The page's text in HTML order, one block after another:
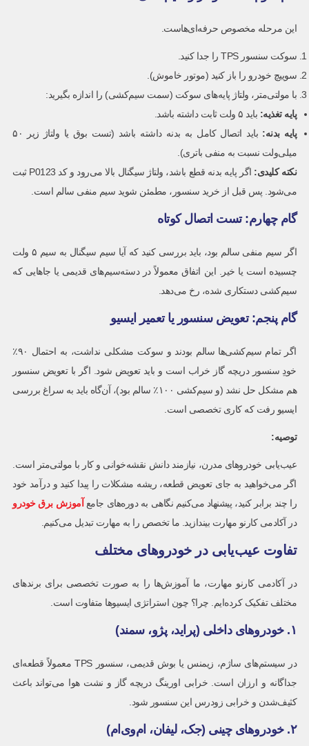
این مرحله مخصوص حرفه‌ای‌هاست.
سوکت سنسور TPS را جدا کنید.
سوییچ خودرو را باز کنید (موتور خاموش).
با مولتی‌متر، ولتاژ پایه‌های سوکت (سمت سیم‌کشی) را اندازه بگیرید:
پایه تغذیه: باید ۵ ولت ثابت داشته باشد.
پایه بدنه:
باید اتصال کامل به بدنه داشته باشد (تست بوق یا ولتاژ زیر ۵۰
میلی‌ولت نسبت به منفی باتری).
نکته کلیدی:
اگر پایه بدنه قطع باشد، ولتاژ سیگنال بالا می‌رود و کد P0123 ثبت
می‌شود. پس قبل از خرید سنسور، مطمئن شوید سیم منفی سالم است.
گام چهارم: تست اتصال کوتاه
اگر سیم منفی سالم بود، باید بررسی کنید که آیا سیم سیگنال به سیم ۵ ولت
چسبیده است یا خیر. این اتفاق معمولاً در دسته‌سیم‌های قدیمی یا جاهایی که
سیم‌کشی دستکاری شده، رخ می‌دهد.
گام پنجم: تعویض سنسور یا تعمیر ایسیو
اگر تمام سیم‌کشی‌ها سالم بودند و سوکت مشکلی نداشت، به احتمال ۹۰٪
خودِ سنسور دریچه گاز خراب است و باید تعویض شود. اگر با تعویض سنسور
هم مشکل حل نشد (و سیم‌کشی ۱۰۰٪ سالم بود)، آن‌گاه باید به سراغ بررسی
ایسیو رفت که کاری تخصصی است.
توصیه:
عیب‌یابی خودروهای مدرن، نیازمند دانش نقشه‌خوانی و کار با مولتی‌متر است.
اگر می‌خواهید به جای تعویض قطعه، ریشه مشکلات را پیدا کنید و درآمد خود
را چند برابر کنید، پیشنهاد می‌کنیم نگاهی به دوره‌های جامع آموزش برق خودرو
در آکادمی کارنو مهارت بیندازید. ما تخصص را به مهارت تبدیل می‌کنیم.
تفاوت عیب‌یابی در خودروهای مختلف
در آکادمی کارنو مهارت، ما آموزش‌ها را به صورت تخصصی برای برندهای
مختلف تفکیک کرده‌ایم. چرا؟ چون استراتژی ایسیوها متفاوت است.
۱. خودروهای داخلی (پراید، پژو، سمند)
در سیستم‌های ساژم، زیمنس یا بوش قدیمی، سنسور TPS معمولاً قطعه‌ای
جداگانه و ارزان است. خرابی اورینگ دریچه گاز و نشت هوا می‌تواند باعث
کثیف‌شدن و خرابی زودرس این سنسور شود.
۲. خودروهای چینی (جک، لیفان، ام‌وی‌ام)